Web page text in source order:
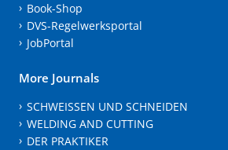
Book-Shop
DVS-Regelwerksportal
JobPortal
More Journals
SCHWEISSEN UND SCHNEIDEN
WELDING AND CUTTING
DER PRAKTIKER